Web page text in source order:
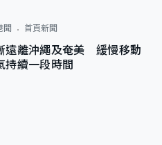
聞 首頁新聞
遠離沖繩及奄美 緩慢移動
持續一段時間